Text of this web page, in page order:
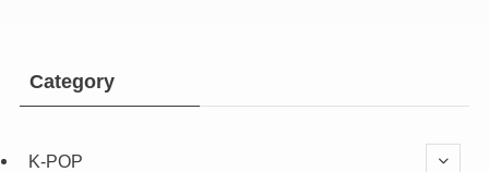
Category
K-POP